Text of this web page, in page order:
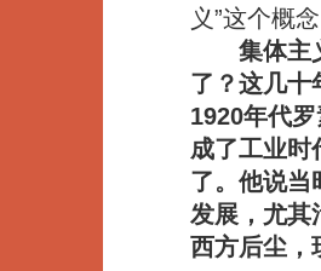
义”这个概
集体主
了？这几十
1920年代
成了工业时
了。他说当
发展，尤其
西方后尘，